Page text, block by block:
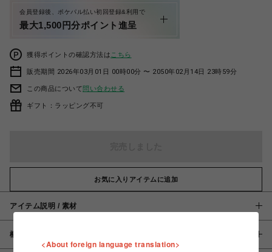
会員登録後、ポケパル払い初回登録&利用で
最大1,500円分ポイント進呈
獲得ポイントの確認方法は こちら
販売期間 2026年03月01日 00時00分 〜 2050年02月14日 23時59分
この商品について問い合わせる
ギフト：ラッピング不可
お気に入りアイテムに追加
アイテム説明 / 素材
概要
<About foreign language translation>